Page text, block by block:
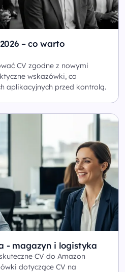
– co warto
CV zgodne z nowymi
wskazówki, co
aplikacyjnych przed kontrolą.
- magazyn i logistyka
CV do Amazon
dotyczące CV na